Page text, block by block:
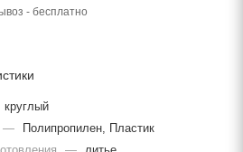
- бесплатно
круглый
—
Полипропилен, Пластик